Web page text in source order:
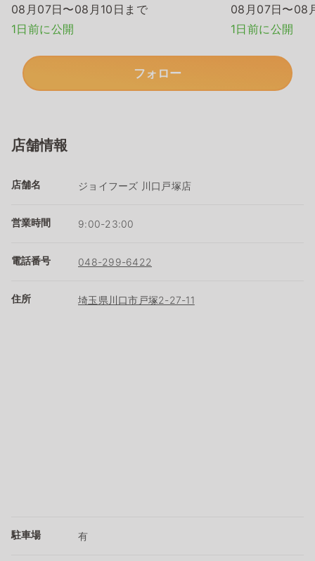
08月07日〜08月10日まで
1日前に公開
08月07日〜08
1日前に公開
フォロー
店舗情報
店舗名 ジョイフーズ 川口戸塚店
営業時間 9:00-23:00
電話番号 048-299-6422
住所 埼玉県川口市戸塚2-27-11
駐車場 有